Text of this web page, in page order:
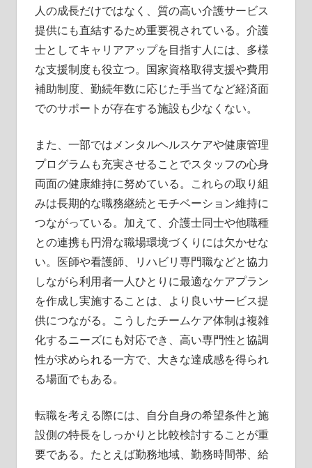
人の成長だけではなく、質の高い介護サービス
提供にも直結するため重要視されている。介護
士としてキャリアアップを目指す人には、多様
な支援制度も役立つ。国家資格取得支援や費用
補助制度、勤続年数に応じた手当てなど経済面
でのサポートが存在する施設も少なくない。
また、一部ではメンタルヘルスケアや健康管理
プログラムも充実させることでスタッフの心身
両面の健康維持に努めている。これらの取り組
みは長期的な職務継続とモチベーション維持に
つながっている。加えて、介護士同士や他職種
との連携も円滑な職場環境づくりには欠かせな
い。医師や看護師、リハビリ専門職などと協力
しながら利用者一人ひとりに最適なケアプラン
を作成し実施することは、より良いサービス提
供につながる。こうしたチームケア体制は複雑
化するニーズにも対応でき、高い専門性と協調
性が求められる一方で、大きな達成感を得られ
る場面でもある。
転職を考える際には、自分自身の希望条件と施
設側の特長をしっかりと比較検討することが重
要である。たとえば勤務地域、勤務時間帯、給